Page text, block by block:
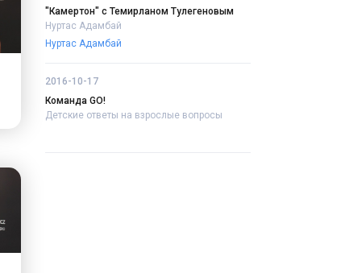
"Камертон" с Темирланом Тулегеновым
Нуртас Адамбай
Нуртас Адамбай
2016-10-17
Команда GO!
Детские ответы на взрослые вопросы